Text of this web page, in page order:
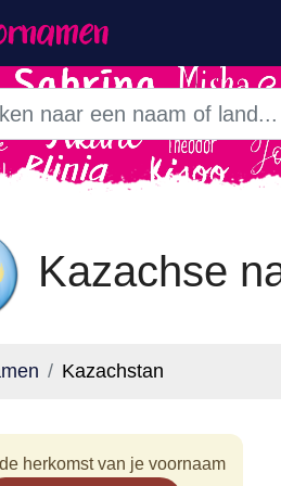
Kazachse
Kazachstan
herkomst van je voornaam